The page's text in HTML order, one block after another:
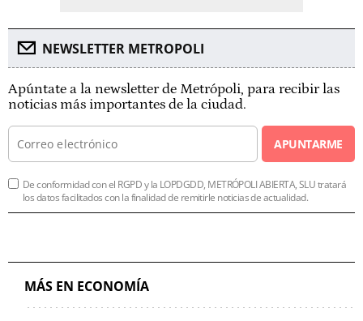
NEWSLETTER METROPOLI
Apúntate a la newsletter de Metrópoli, para recibir las
noticias más importantes de la ciudad.
APUNTARME
De conformidad con el RGPD y la LOPDGDD, METRÓPOLI ABIERTA, SLU tratará
los datos facilitados con la finalidad de remitirle noticias de actualidad.
MÁS EN ECONOMÍA